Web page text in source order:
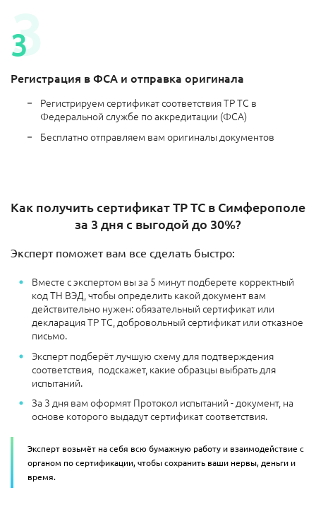
Регистрация в ФСА и отправка оригинала
Регистрируем сертификат соответствия ТР ТС в
Федеральной службе по аккредитации (ФСА)
Бесплатно отправляем вам оригиналы документов
Как получить сертификат ТР ТС в Симферополе
за 3 дня с выгодой до 30%?
Эксперт поможет вам все сделать быстро:
Вместе с экспертом вы за 5 минут подберете корректный
код ТН ВЭД, чтобы определить какой документ вам
действительно нужен: обязательный сертификат или
декларация ТР ТС, добровольный сертификат или отказное
письмо.
Эксперт подберёт лучшую схему для подтверждения
соответствия, подскажет, какие образцы выбрать для
испытаний.
За 3 дня вам оформят Протокол испытаний - документ, на
основе которого выдадут сертификат соответствия.
Эксперт возьмёт на себя всю бумажную работу и взаимодействие с
органом по сертификации, чтобы сохранить ваши нервы, деньги и
время.